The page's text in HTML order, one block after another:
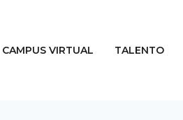
CAMPUS VIRTUAL TALENTO